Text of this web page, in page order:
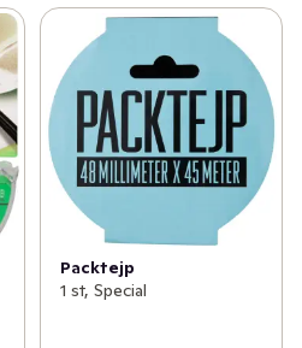
Packtejp
1 st, Special